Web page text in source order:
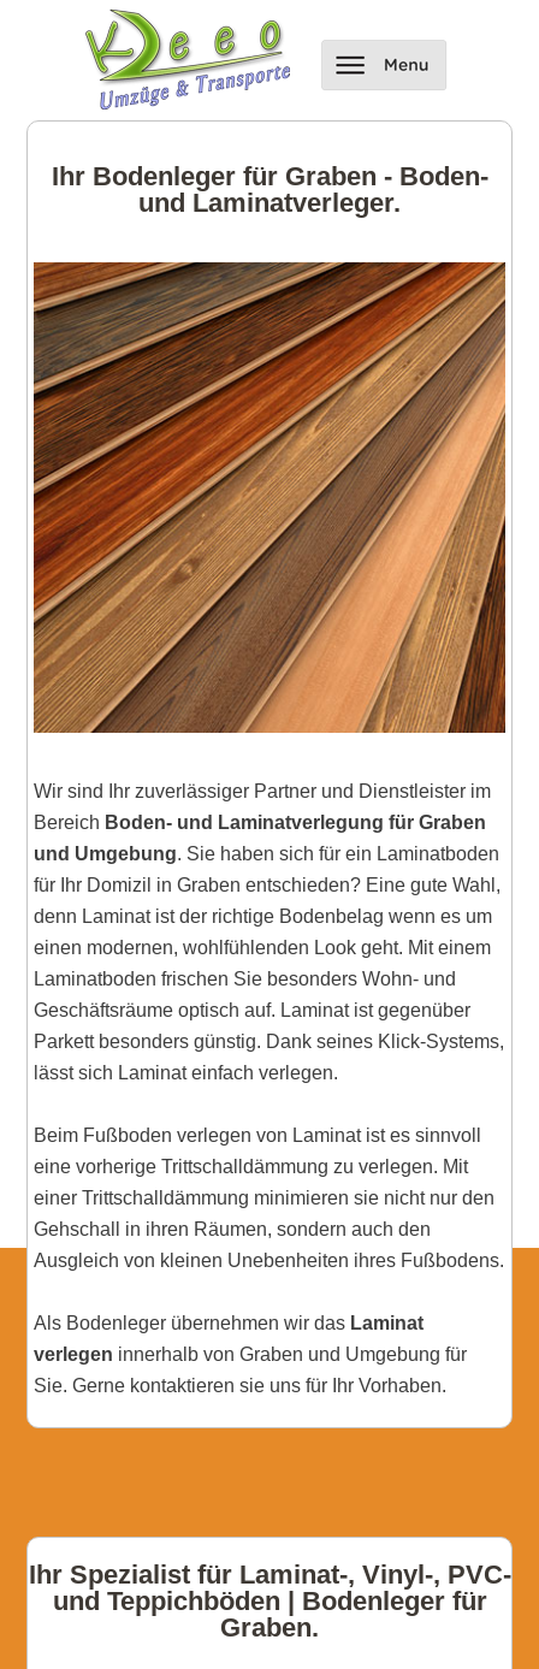
Ihr Bodenleger für Graben - Boden-
und Laminatverleger.
Wir sind Ihr zuverlässiger Partner und Dienstleister im
Bereich Boden- und Laminatverlegung für Graben
und Umgebung. Sie haben sich für ein Laminatboden
für Ihr Domizil in Graben entschieden? Eine gute Wahl,
denn Laminat ist der richtige Bodenbelag wenn es um
einen modernen, wohlfühlenden Look geht. Mit einem
Laminatboden frischen Sie besonders Wohn- und
Geschäftsräume optisch auf. Laminat ist gegenüber
Parkett besonders günstig. Dank seines Klick-Systems,
lässt sich Laminat einfach verlegen.
Beim Fußboden verlegen von Laminat ist es sinnvoll
eine vorherige Trittschalldämmung zu verlegen. Mit
einer Trittschalldämmung minimieren sie nicht nur den
Gehschall in ihren Räumen, sondern auch den
Ausgleich von kleinen Unebenheiten ihres Fußbodens.
Als Bodenleger übernehmen wir das Laminat
verlegen innerhalb von Graben und Umgebung für
Sie. Gerne kontaktieren sie uns für Ihr Vorhaben.
Ihr Spezialist für Laminat-, Vinyl-, PVC-
und Teppichböden | Bodenleger für
Graben.